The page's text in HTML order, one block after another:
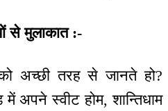
से मुलाकात :-
अच्छी तरह से जानते हो?
अपने स्वीट होम, शान्तिधाम